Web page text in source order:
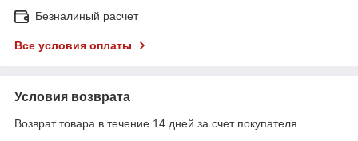
Безналиный расчет
Все условия оплаты
Условия возврата
Возврат товара в течение 14 дней за счет покупателя